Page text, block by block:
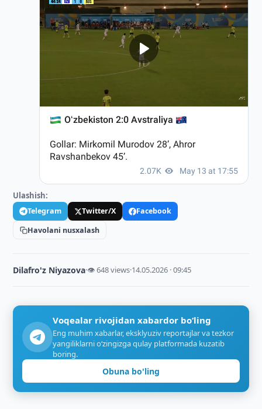
Ulashish:
Telegram Twitter/X
Facebook
Havolani nusxalash
Dilafro'z Niyazova·👁 648 views·14.05.2026 · 09:45
Voqealar rivojidan xabardor bo‘ling
Eng muhim xabarlar, eksklyuziv reportajlar va tezkor
yangiliklarni o‘zingizga qulay platformada kuzatib
boring.
Obuna bo'ling